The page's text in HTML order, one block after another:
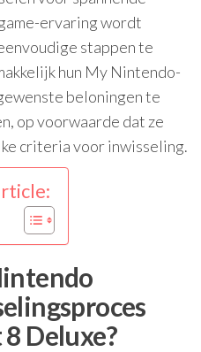
ervaring wordt
stappen te
hun My Nintendo-
beloningen te
op voorwaarde dat ze
criteria voor inwisseling.
Deluxe?